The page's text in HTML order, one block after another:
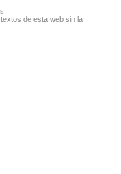
de esta web sin la